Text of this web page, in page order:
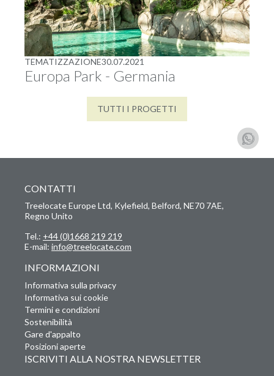
TEMATIZZAZIONE30.07.2021
Europa Park - Germania
TUTTI I PROGETTI
CONTATTI
Treelocate Europe Ltd, Kylefield, Belford, NE70 7AE,
Regno Unito
Tel.: +44 (0)1668 219 219
E-mail: info@treelocate.com
INFORMAZIONI
Informativa sulla privacy
Informativa sui cookie
Termini e condizioni
Sostenibilità
Gare d'appalto
Posizioni aperte
ISCRIVITI ALLA NOSTRA NEWSLETTER